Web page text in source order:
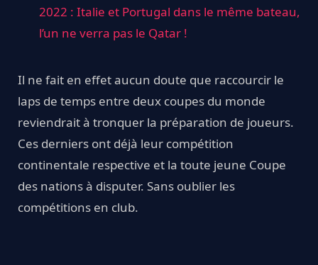
2022 : Italie et Portugal dans le même bateau,
l’un ne verra pas le Qatar !
Il ne fait en effet aucun doute que raccourcir le
laps de temps entre deux coupes du monde
reviendrait à tronquer la préparation de joueurs.
Ces derniers ont déjà leur compétition
continentale respective et la toute jeune Coupe
des nations à disputer. Sans oublier les
compétitions en club.